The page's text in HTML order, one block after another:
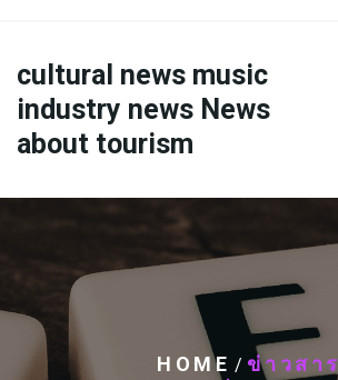
content
cultural news music
industry news News
about tourism
HOME /ข่าวสาร